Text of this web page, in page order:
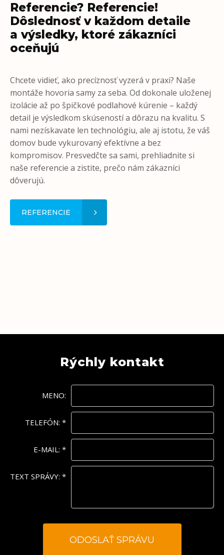
Referencie? Referencie!
Dôslednosť v každom detaile
a výsledky, ktoré zákazníci
oceňujú
Chcete vidieť, ako precíznosť vyzerá v praxi? Naše
montáže hovoria samy za seba. Od dokonale uloženej
izolácie až po špičkové podlahové kúrenie – každý
detail je výsledkom skúseností a dôrazu na kvalitu. S
nami nezískavate len technológiu, ale aj istotu, že váš
domov bude vykurovaný efektívne a bez
kompromisov. Presvedčte sa sami, prehliadnite si
naše referencie a zistite, prečo nám zákazníci
dôverujú.
REFERENCIE
Rýchly kontakt
MENO:
TELEFÓN: *
E-MAIL: *
TEXT SPRÁVY: *